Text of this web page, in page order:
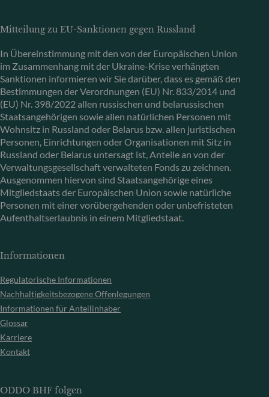
Mitteilung zu EU-Sanktionen gegen Russland
In Übereinstimmung mit den von der Europäischen Union
im Zusammenhang mit der Ukraine-Krise verhängten
Sanktionen informieren wir Sie darüber, dass es gemäß den
Bestimmungen der Verordnungen (EU) Nr. 833/2014 und
(EU) Nr. 398/2022 allen russischen und belarussischen
Staatsangehörigen sowie allen natürlichen Personen mit
Wohnsitz in Russland oder Belarus bzw. allen juristischen
Personen, Einrichtungen oder Organisationen mit Sitz in
Russland oder Belarus untersagt ist, Anteile an von der
Verwaltungsgesellschaft verwalteten Fonds zu zeichnen.
Ausgenommen hiervon sind Staatsangehörige eines
Mitgliedstaats der Europäischen Union sowie natürliche
Personen mit einer vorübergehenden oder unbefristeten
Aufenthaltserlaubnis in einem Mitgliedstaat.
Informationen
Regulatorische Informationen
Nachhaltigkeitsbezogene Offenlegungen
Informationen für Anteilinhaber
Glossar
Karriere
Kontakt
ODDO BHF folgen